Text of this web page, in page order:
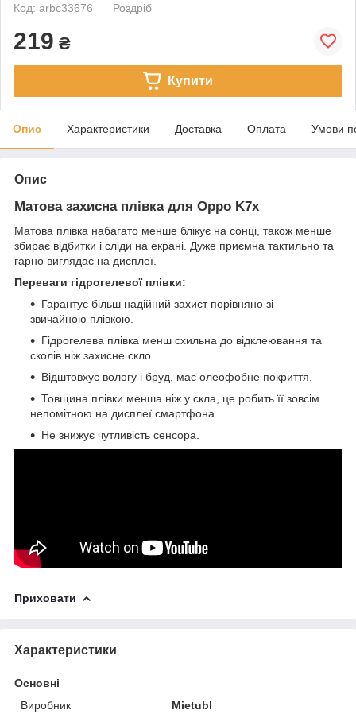
Код: arbc33676
Роздріб
219 ₴
Купити
Опис Характеристики Доставка Оплата Умови
Опис
Матова захисна плівка для Oppo K7x
Матова плівка набагато менше блікує на сонці, також менше
збирає відбитки і сліди на екрані. Дуже приємна тактильно та
гарно виглядає на дисплеї.
Переваги гідрогелевої плівки:
Гарантує більш надійний захист порівняно зі
звичайною плівкою.
Гідрогелева плівка менш схильна до відклеювання та
сколів ніж захисне скло.
Відштовхує вологу і бруд, має олеофобне покриття.
Товщина плівки менша ніж у скла, це робить її зовсім
непомітною на дисплеї смартфона.
Не знижує чутливість сенсора.
Приховати
Характеристики
Основні
Виробник
Mietubl